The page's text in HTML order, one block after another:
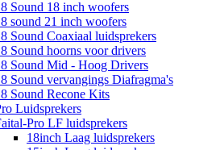
Sound 18 inch woofers
sound 21 inch woofers
Sound Coaxiaal luidsprekers
Sound hoorns voor drivers
Sound Mid - Hoog Drivers
Sound vervangings Diafragma's
Sound Recone Kits
Luidsprekers
Pro LF luidsprekers
18inch Laag luidsprekers